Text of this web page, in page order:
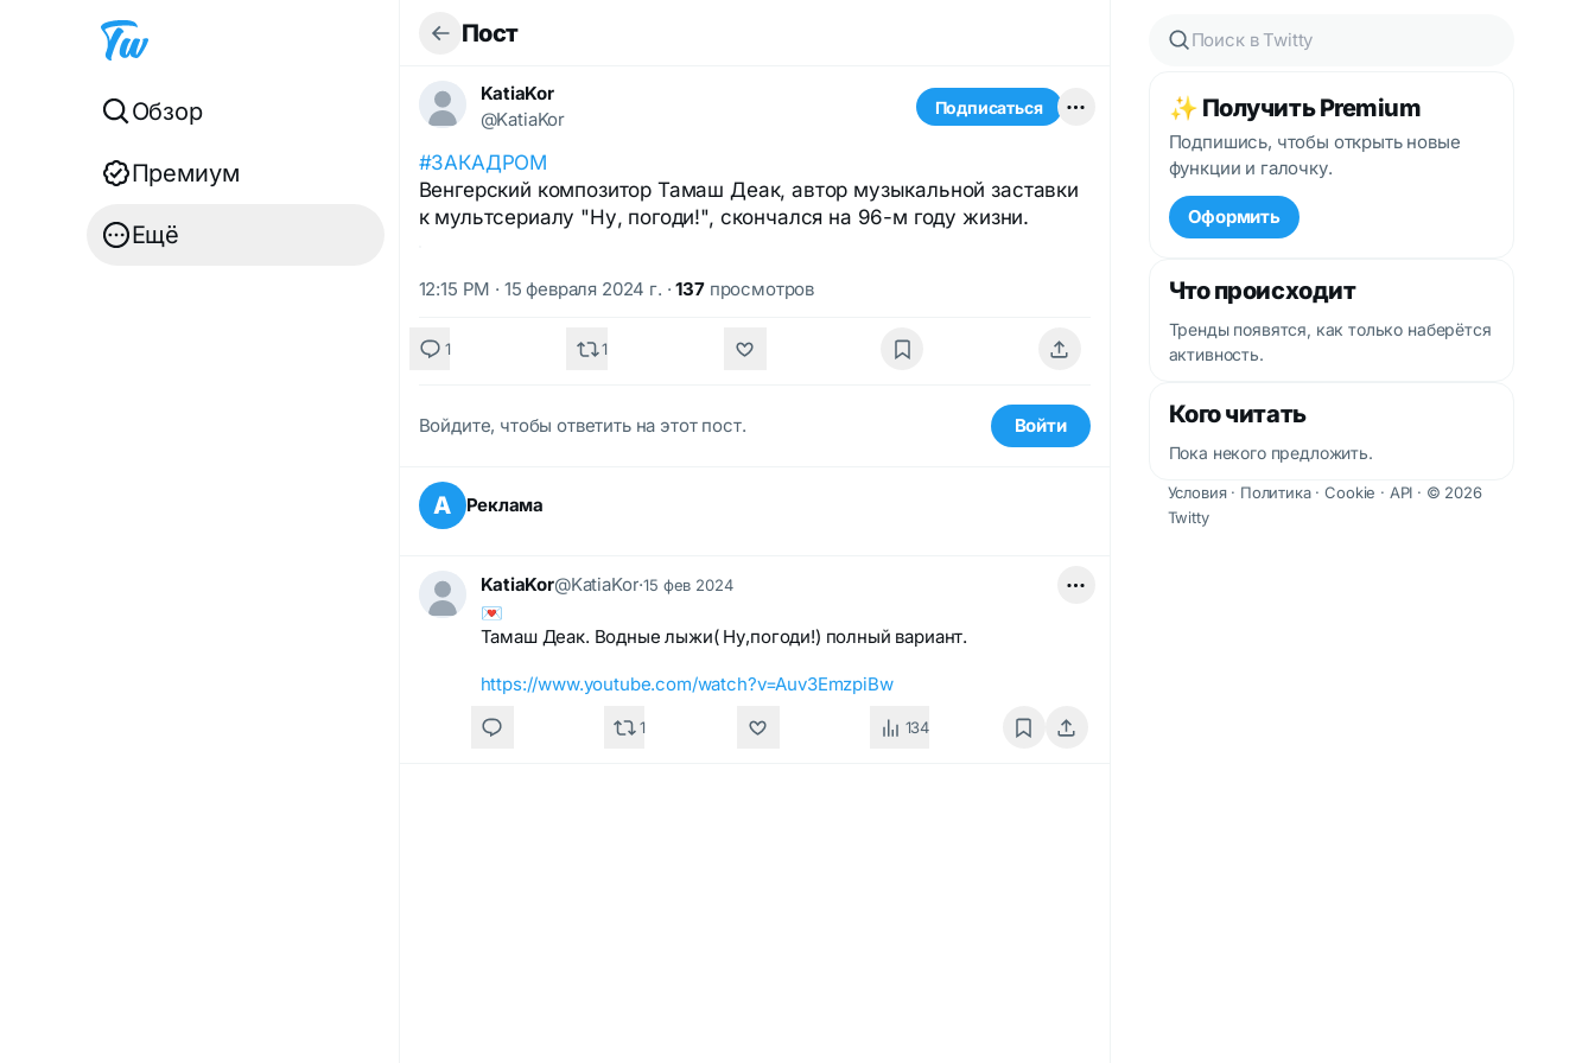
Обзор
Премиум
Ещё
Пост
KatiaKor
@KatiaKor
Подписаться
#ЗАКАДРОМ
Венгерский композитор Тамаш Деак, автор музыкальной заставки
к мультсериалу "Ну, погоди!", скончался на 96-м году жизни.
12:15 PM · 15 февраля 2024 г. ·137просмотров
1 1
Войдите, чтобы ответить на этот пост. Войти
А Реклама
KatiaKor@KatiaKor·15 фев 2024
💌
Тамаш Деак. Водные лыжи( Ну,погоди!) полный вариант.
https://www.youtube.com/watch?v=Auv3EmzpiBw
1 134
✨ Получить Premium
Подпишись, чтобы открыть новые
функции и галочку.
Оформить
Что происходит
Тренды появятся, как только наберётся
активность.
Кого читать
Пока некого предложить.
Условия· Политика·Cookie · API · © 2026
Twitty